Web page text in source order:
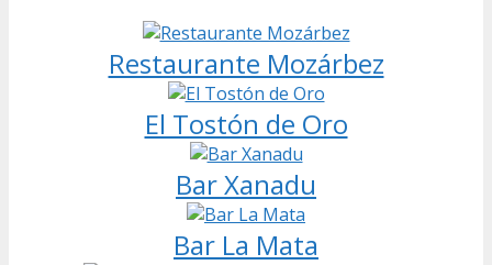
Restaurante Mozárbez
El Tostón de Oro
Bar Xanadu
Bar La Mata